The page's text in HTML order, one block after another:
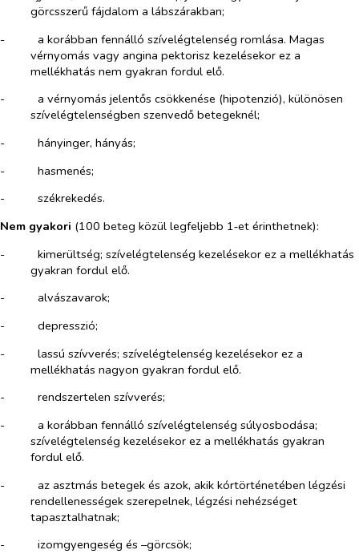
görcsszerű fájdalom a lábszárakban;
-​
a korábban fennálló szívelégtelenség romlása. Magas
vérnyomás vagy angina pektorisz kezelésekor ez a
mellékhatás nem gyakran fordul elő.
-​
a vérnyomás jelentős csökkenése (hipotenzió), különösen
szívelégtelenségben szenvedő betegeknél;
-​
hányinger, hányás;
-​
hasmenés;
-​
székrekedés.
Nem gyakori (100 beteg közül legfeljebb 1‑et érinthetnek):
-​
kimerültség; szívelégtelenség kezelésekor ez a mellékhatás
gyakran fordul elő.
-​
alvászavarok;
-​
depresszió;
-​
lassú szívverés; szívelégtelenség kezelésekor ez a
mellékhatás nagyon gyakran fordul elő.
-​
rendszertelen szívverés;
-​
a korábban fennálló szívelégtelenség súlyosbodása;
szívelégtelenség kezelésekor ez a mellékhatás gyakran
fordul elő.
-​
az asztmás betegek és azok, akik kórtörténetében légzési
rendellenességek szerepelnek, légzési nehézséget
tapasztalhatnak;
-​
izomgyengeség és –görcsök;